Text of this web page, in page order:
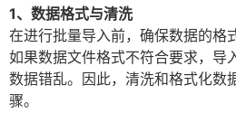
1、数据格式与清洗
在进行批量导入前，确保数据的格
如果数据文件格式不符合要求，导
数据错乱。因此，清洗和格式化数
骤。